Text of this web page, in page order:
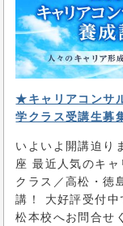
★キャリアコンサ
学クラス受講生募
いよいよ開講迫り
座 最近人気のキ
クラス／高松・徳
講！ 大好評受付
松本校へお問合せ